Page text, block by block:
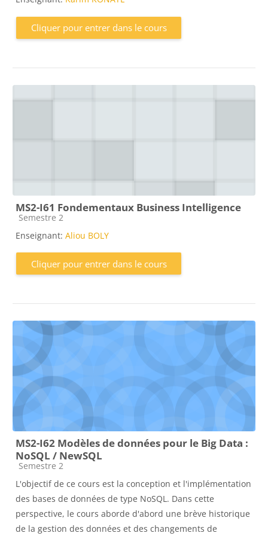
Cliquer pour entrer dans le cours
MS2-I61 Fondementaux Business Intelligence
Catégorie de cours
Semestre 2
Enseignant: Aliou BOLY
Cliquer pour entrer dans le cours
MS2-I62 Modèles de données pour le Big Data :
NoSQL / NewSQL
Catégorie de cours
Semestre 2
L'objectif de ce cours est la conception et l'implémentation
des bases de données de type NoSQL. Dans cette
perspective, le cours aborde d'abord une brève historique
de la gestion des données et des changements de